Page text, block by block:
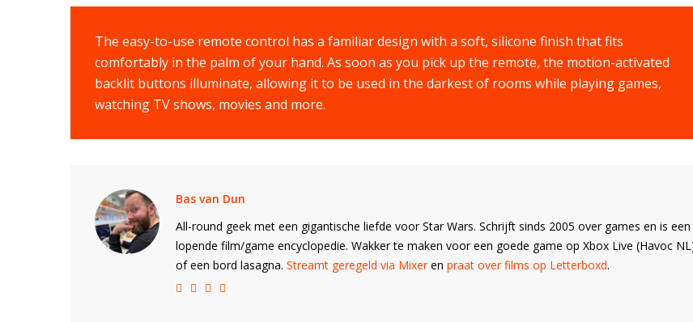
The easy-to-use remote control has a familiar design with a soft, silicone finish that fits
comfortably in the palm of your hand. As soon as you pick up the remote, the motion-activated
backlit buttons illuminate, allowing it to be used in the darkest of rooms while playing games,
watching TV shows, movies and more.
Bas van Dun
All-round geek met een gigantische liefde voor Star Wars. Schrijft sinds 2005 over games en is een
lopende film/game encyclopedie. Wakker te maken voor een goede game op Xbox Live (Havoc
of een bord lasagna. Streamt geregeld via Mixeren praat over films op Letterboxd.